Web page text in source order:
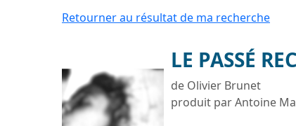
Retourner au résultat de ma recherche
LE PASSÉ
de Olivier Brunet
produit par Antoine